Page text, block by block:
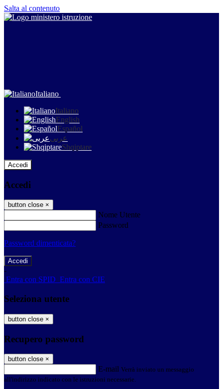
Salta al contenuto
Italiano
Italiano
English
Español
عربى
Shqiptare
Accedi
Accedi
button close ×
Nome Utente
Password
Password dimenticata?
-
Entra con SPID Entra con CIE
Seleziona utente
button close ×
Recupero password
button close ×
E-mail Verrà inviato un messaggio
all'indirizzo indicato con le istruzioni necessarie.